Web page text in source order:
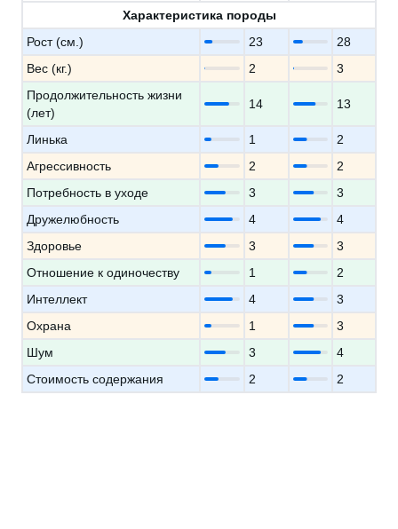
Характеристика породы
Рост (см.)
23
28
Вес (кг.)
2
3
Продолжительность жизни
(лет)
14 13
Линька 1
2
Агрессивность
2
2
Потребность в уходе
3
3
Дружелюбность
4
4
Здоровье
3
3
Отношение к одиночеству
1
2
Интеллект
4
3
Охрана
1
3
Шум
3
4
Стоимость содержания
2 2